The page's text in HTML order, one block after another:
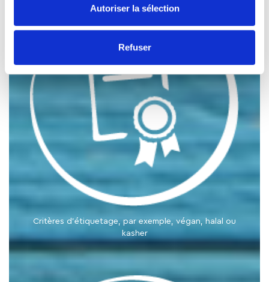
Autoriser la sélection
Refuser
Critères d’étiquetage, par exemple, végan, halal ou
kasher